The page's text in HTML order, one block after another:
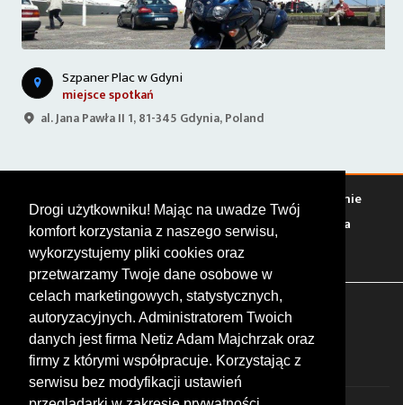
Drogi użytkowniku! Mając na uwadze Twój
komfort korzystania z naszego serwisu,
wykorzystujemy pliki cookies oraz
przetwarzamy Twoje dane osobowe w
celach marketingowych, statystycznych,
autoryzacyjnych. Administratorem Twoich
danych jest firma Netiz Adam Majchrzak oraz
firmy z którymi współpracuje. Korzystając z
serwisu bez modyfikacji ustawień
Szpaner Plac w Gdyni
miejsce spotkań
al. Jana Pawła II 1, 81-345 Gdynia, Poland
Warto zobaczyć Serwisy Stacje paliw
Jedzenie
Bary Zakwaterowanie Tory Zloty Rajdy
Spotkania
Targi Giełdy Szkolenia
FOLLOW US